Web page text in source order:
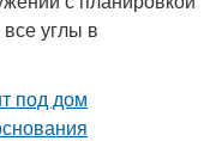
углы в